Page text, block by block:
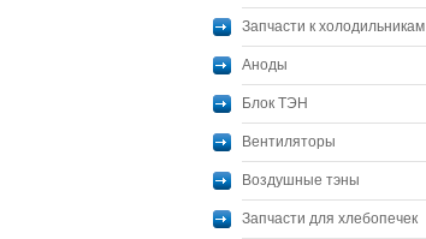
Запчасти к холодильникам
Аноды
Блок ТЭН
Вентиляторы
Воздушные тэны
Запчасти для хлебопечек